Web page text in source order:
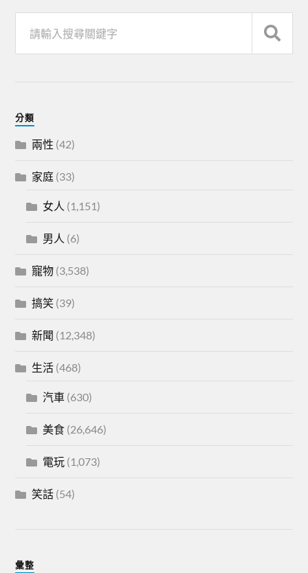
分類
兩性 (42)
家庭 (33)
女人 (1,151)
男人 (6)
寵物 (3,538)
搞笑 (39)
新聞 (12,348)
生活 (468)
汽車 (630)
美食 (26,646)
電玩 (1,073)
笑話 (54)
彙整